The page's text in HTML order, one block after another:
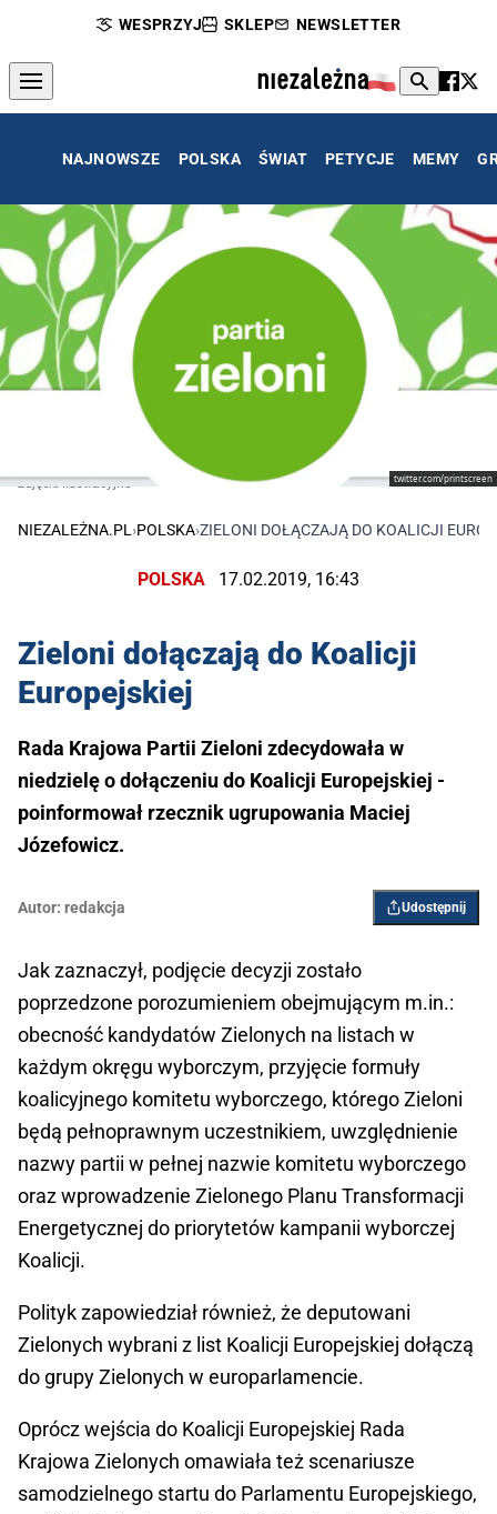
WESPRZYJ SKLEP NEWSLETTER
NAJNOWSZE POLSKA ŚWIAT PETYCJE MEMY
twitter.com/printscreen
zdjęcie ilustracyjne
NIEZALEŻNA.PL ›POLSKA›ZIELONI DOŁĄCZAJĄ DO KOALICJI
POLSKA 17.02.2019, 16:43
Zieloni dołączają do Koalicji
Europejskiej
Rada Krajowa Partii Zieloni zdecydowała w
niedzielę o dołączeniu do Koalicji Europejskiej -
poinformował rzecznik ugrupowania Maciej
Józefowicz.
Autor: redakcja Udostępnij
Jak zaznaczył, podjęcie decyzji zostało
poprzedzone porozumieniem obejmującym m.in.:
obecność kandydatów Zielonych na listach w
każdym okręgu wyborczym, przyjęcie formuły
koalicyjnego komitetu wyborczego, którego Zieloni
będą pełnoprawnym uczestnikiem, uwzględnienie
nazwy partii w pełnej nazwie komitetu wyborczego
oraz wprowadzenie Zielonego Planu Transformacji
Energetycznej do priorytetów kampanii wyborczej
Koalicji.
Polityk zapowiedział również, że deputowani
Zielonych wybrani z list Koalicji Europejskiej dołączą
do grupy Zielonych w europarlamencie.
Oprócz wejścia do Koalicji Europejskiej Rada
Krajowa Zielonych omawiała też scenariusze
samodzielnego startu do Parlamentu Europejskiego,